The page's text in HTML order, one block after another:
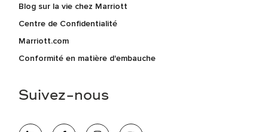
Blog sur la vie chez Marriott
Centre de Confidentialité
Marriott.com
Conformité en matière d'embauche
Suivez-nous